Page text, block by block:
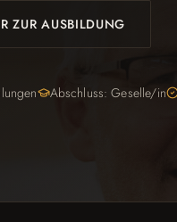
ZUR AUSBILDUNG
Abschluss: Geselle/in